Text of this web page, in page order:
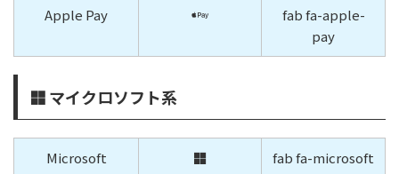
Apple Pay
fab fa-apple-
pay
マイクロソフト系
Microsoft fab fa-microsoft